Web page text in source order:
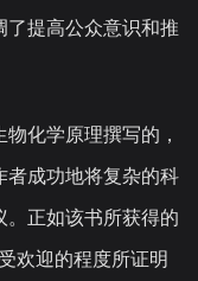
提高公众意识和推
化学原理撰写的，
者成功地将复杂的科
正如该书所获得的
欢迎的程度所证明